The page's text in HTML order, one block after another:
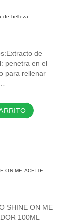
de belleza
de
penetra en el
para rellenar
ON ME ACEITE
SHINE ON ME
100ML